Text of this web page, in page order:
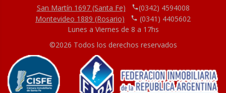
San Martín 1697 (Santa Fe)
(0342) 4594008
Montevideo 1889 (Rosario)
(0341) 4405602
Lunes a Viernes de 8 a 17hs
©2026 Todos los derechos reservados